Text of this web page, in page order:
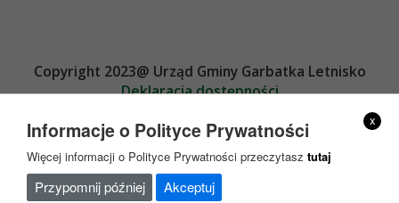
Copyright 2023@ Urząd Gminy Garbatka Letnisko
Deklaracja dostępności
x
Informacje o Polityce Prywatności
Więcej informacji o Polityce Prywatności przeczytasz tutaj
Przypomnij później Akceptuj